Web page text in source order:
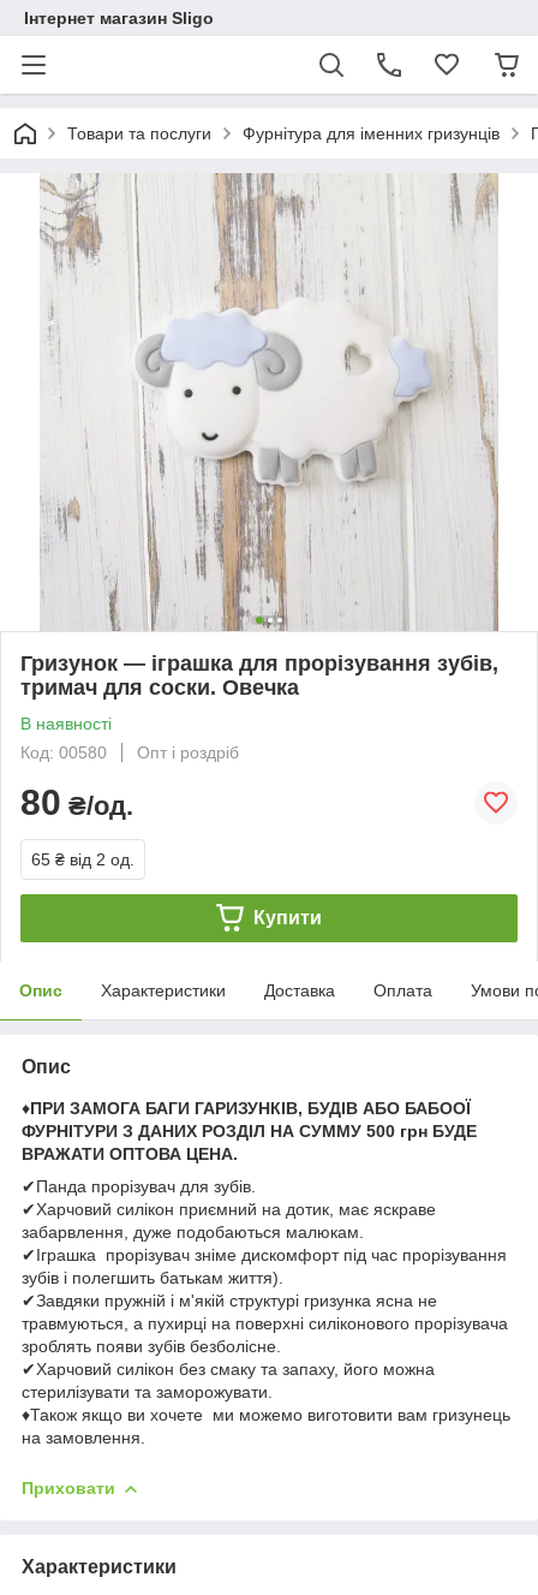
Інтернет магазин Sligo
Товари та послуги Фурнітура для іменних гризунців
Гризунок — іграшка для прорізування зубів,
тримач для соски. Овечка
В наявності
Код: 00580
Опт і роздріб
80 ₴/од.
65 ₴ від 2 од.
Купити
Опис Характеристики Доставка Оплата Умови
Опис
♦ПРИ ЗАМОГА БАГИ ГАРИЗУНКІВ, БУДІВ АБО БАБООЇ
ФУРНІТУРИ З ДАНИХ РОЗДІЛ НА СУММУ 500 грн БУДЕ
ВРАЖАТИ ОПТОВА ЦЕНА.
✔Панда прорізувач для зубів.
✔Харчовий силікон приємний на дотик, має яскраве
забарвлення, дуже подобаються малюкам.
✔Іграшка прорізувач зніме дискомфорт під час прорізування
зубів і полегшить батькам життя).
✔Завдяки пружній і м'якій структурі гризунка ясна не
травмуються, а пухирці на поверхні силіконового прорізувача
зроблять появи зубів безболісне.
✔Харчовий силікон без смаку та запаху, його можна
стерилізувати та заморожувати.
♦Також якщо ви хочете ми можемо виготовити вам гризунець
на замовлення.
Приховати
Характеристики